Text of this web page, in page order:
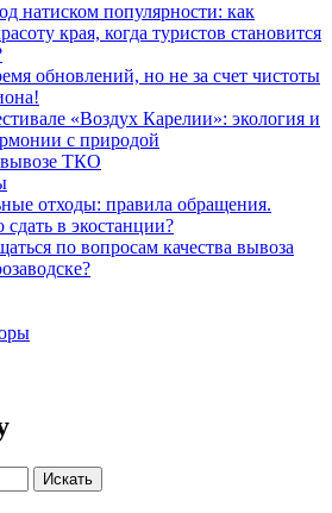
натиском популярности: как
края, когда туристов становится
обновлений, но не за счет чистоты
«Воздух Карелии»: экология и
с природой
ТКО
отходы: правила обращения.
в экостанции?
по вопросам качества вывоза